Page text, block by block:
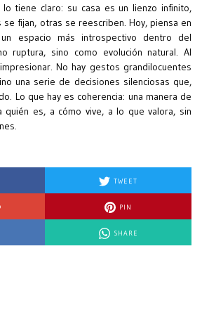
lo tiene claro: su casa es un lienzo infinito,
se fijan, otras se reescriben. Hoy, piensa en
espacio más introspectivo dentro del
ruptura, sino como evolución natural. Al
No hay gestos grandilocuentes
una serie de decisiones silenciosas que,
Lo que hay es coherencia: una manera de
es, a cómo vive, a lo que valora, sin
TWEET
PIN
SHARE